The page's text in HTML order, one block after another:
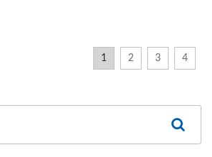
1 2 3 4